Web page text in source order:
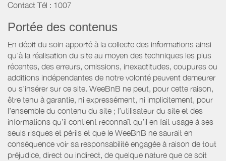
Contact Tél : 1007
Portée des contenus
En dépit du soin apporté à la collecte des informations ainsi
qu’à la réalisation du site au moyen des techniques les plus
récentes, des erreurs, omissions, inexactitudes, coupures ou
additions indépendantes de notre volonté peuvent demeurer
ou s’insérer sur ce site. WeeBnB ne peut, pour cette raison,
être tenu à garantie, ni expressément, ni implicitement, pour
l’ensemble du contenu du site ; l’utilisateur du site et des
informations qu’il contient reconnaît qu’il en fait usage à ses
seuls risques et périls et que le WeeBnB ne saurait en
conséquence voir sa responsabilité engagée à raison de tout
préjudice, direct ou indirect, de quelque nature que ce soit